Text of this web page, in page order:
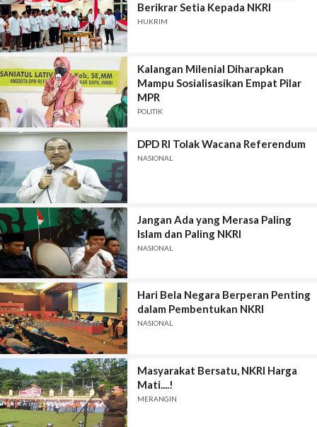
Berikrar Setia Kepada NKRI
HUKRIM
Kalangan Milenial Diharapkan
Mampu Sosialisasikan Empat Pilar
MPR
POLITIK
DPD RI Tolak Wacana Referendum
NASIONAL
Jangan Ada yang Merasa Paling
Islam dan Paling NKRI
NASIONAL
Hari Bela Negara Berperan Penting
dalam Pembentukan NKRI
NASIONAL
Masyarakat Bersatu, NKRI Harga
Mati....!
MERANGIN